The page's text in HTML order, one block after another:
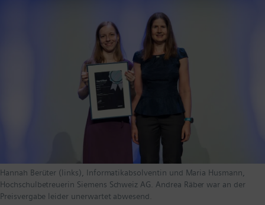
Hannah Berüter (links), Informatikabsolventin und Maria Husmann,
Hochschulbetreuerin Siemens Schweiz AG. Andrea Räber war an der
Preisvergabe leider unerwartet abwesend.